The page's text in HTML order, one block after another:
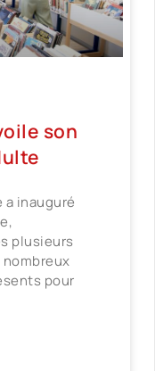
son
a inauguré
plusieurs
nombreux
pour